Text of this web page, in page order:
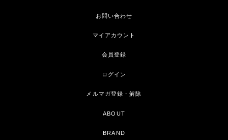
お問い合わせ
マイアカウント
会員登録
ログイン
メルマガ登録・解除
ABOUT
BRAND